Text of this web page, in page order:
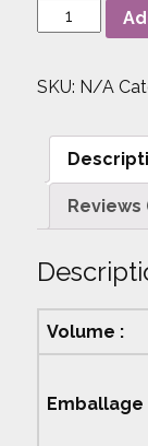
Douceur
d'hiver
SKU: N/A
Reviews
Volume :
Emballage